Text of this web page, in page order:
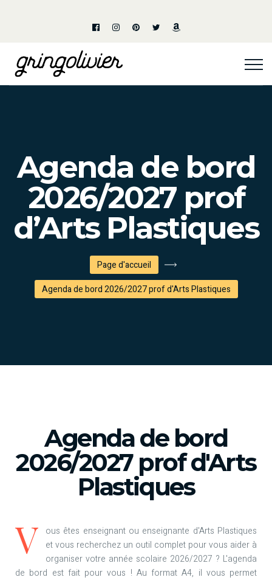
Agenda de bord
2026/2027 prof
d’Arts Plastiques
Page d'accueil
Agenda de bord 2026/2027 prof d'Arts Plastiques
Agenda de bord
2026/2027 prof d'Arts
Plastiques
V
ous êtes enseignant ou enseignante d'Arts Plastiques
et vous recherchez un outil complet pour vous aider à
organiser votre année scolaire 2026/2027 ? L'agenda
de bord est fait pour vous ! Au format A4, il vous permet